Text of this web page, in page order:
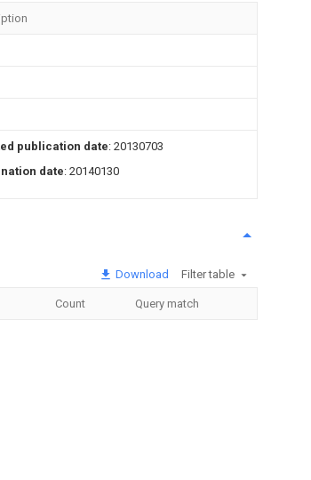
publication date: 20130703
date: 20140130
Download Filter table
Count Query match